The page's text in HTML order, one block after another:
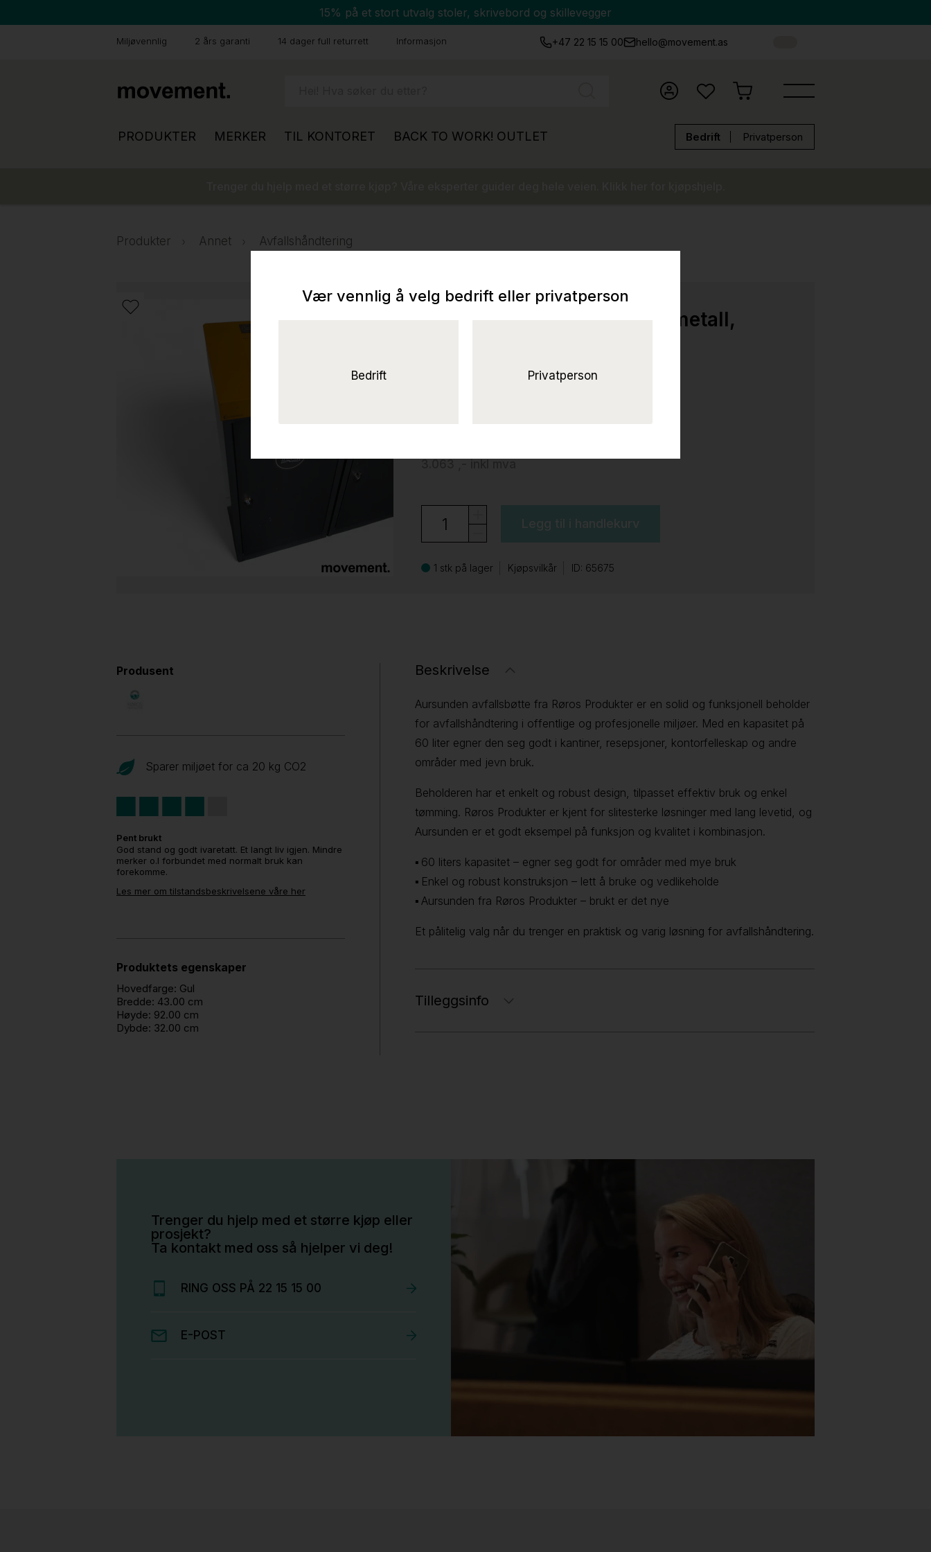
15% på et stort utvalg stoler, skrivebord og skillevegger
Miljøvennlig 2 års garanti 14 dager full returrett Informasjon +47 22 15 15 00 hello@movement.as
PRODUKTER MERKER TIL KONTORET BACK TO WORK! OUTLET Bedrift Privatperson
Produkter Annet Avfallshåndtering
Aursunden 60L Grålakkert metall,
Røros Produkter
Legg til i handlekurv
1 stk på lager Kjøpsvilkår ID: 65675
Produsent
Sparer miljøet for ca 20 kg CO2
Pent brukt
God stand og godt ivaretatt. Et langt liv igjen. Mindre
merker o.l forbundet med normalt bruk kan
forekomme.
Les mer om tilstandsbeskrivelsene våre her
Produktets egenskaper
Hovedfarge: Gul
Bredde: 43.00 cm
Høyde: 92.00 cm
Dybde: 32.00 cm
Beskrivelse
Aursunden avfallsbøtte fra Røros Produkter er en solid og funksjonell beholder
for avfallshåndtering i offentlige og profesjonelle miljøer. Med en kapasitet på
60 liter egner den seg godt i kantiner, resepsjoner, kontorfelleskap og andre
områder med jevn bruk.
Beholderen har et enkelt og robust design, tilpasset effektiv bruk og enkel
tømming. Røros Produkter er kjent for slitesterke løsninger med lang levetid, og
Aursunden er et godt eksempel på funksjon og kvalitet i kombinasjon.
▪ 60 liters kapasitet – egner seg godt for områder med mye bruk
▪ Enkel og robust konstruksjon – lett å bruke og vedlikeholde
▪ Aursunden fra Røros Produkter – brukt er det nye
Et pålitelig valg når du trenger en praktisk og varig løsning for avfallshåndtering.
Tilleggsinfo
Trenger du hjelp med et større kjøp eller
prosjekt?
Ta kontakt med oss så hjelper vi deg!
RING OSS PÅ 22 15 15 00
E-POST
Vær vennlig å velg bedrift eller privatperson
Bedrift Privatperson